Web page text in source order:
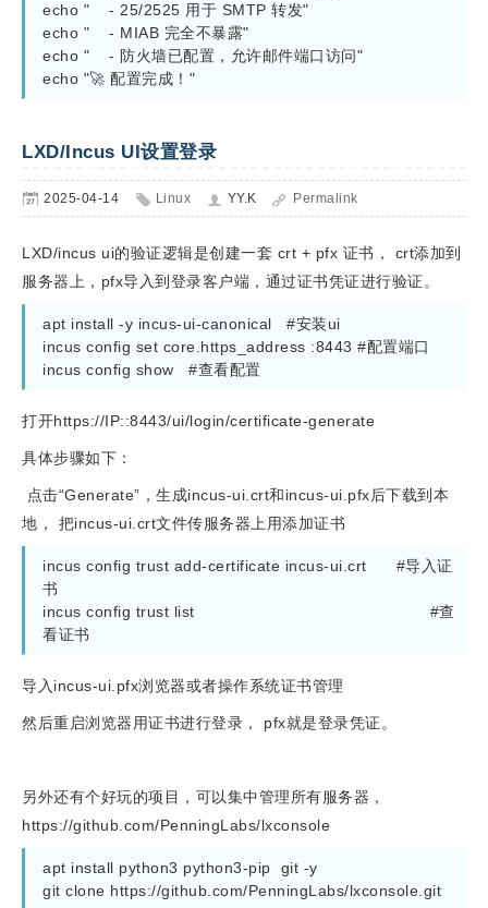
echo "    - 25/2525 用于 SMTP 转发"
echo "    - MIAB 完全不暴露"
echo "    - 防火墙已配置，允许邮件端口访问"
echo "🚀 配置完成！"
LXD/Incus UI设置登录
2025-04-14 Linux YY.K Permalink
LXD/incus ui的验证逻辑是创建一套 crt + pfx 证书， crt添加到
服务器上，pfx导入到登录客户端，通过证书凭证进行验证。
apt install -y incus-ui-canonical   #安装ui
incus config set core.https_address :8443 #配置端口
incus config show   #查看配置
打开https://IP::8443/ui/login/certificate-generate
具体步骤如下：
点击“Generate”，生成incus-ui.crt和incus-ui.pfx后下载到本
地， 把incus-ui.crt文件传服务器上用添加证书
incus config trust add-certificate incus-ui.crt      #导入证
书
incus config trust list                                                #查
看证书
导入incus-ui.pfx浏览器或者操作系统证书管理
然后重启浏览器用证书进行登录， pfx就是登录凭证。
另外还有个好玩的项目，可以集中管理所有服务器，
https://github.com/PenningLabs/lxconsole
apt install python3 python3-pip  git -y
git clone https://github.com/PenningLabs/lxconsole.git